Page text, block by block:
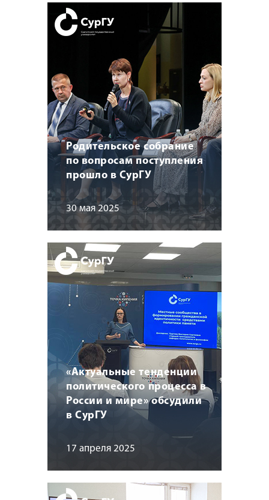
Родительское собрание
по вопросам поступления
прошло в СурГУ
30 мая 2025
«Актуальные тенденции
политического процесса в
России и мире» обсудили
в СурГУ
17 апреля 2025